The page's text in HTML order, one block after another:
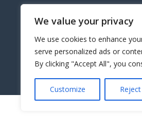
We value your privacy
We use cookies to enhance
serve personalized ads or
By clicking "Accept All", you
Customize